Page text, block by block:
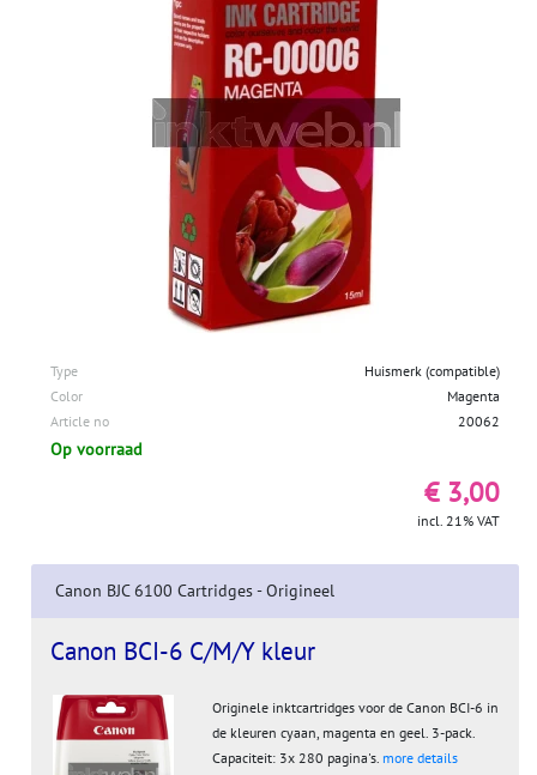
Type
Huismerk (compatible)
Color
Magenta
Article no
20062
Op voorraad
€ 3,00
incl. 21% VAT
Canon BJC 6100 Cartridges - Origineel
Canon BCI-6 C/M/Y kleur
Originele inktcartridges voor de Canon BCI-6 in
de kleuren cyaan, magenta en geel. 3-pack.
Capaciteit: 3x 280 pagina's. more details